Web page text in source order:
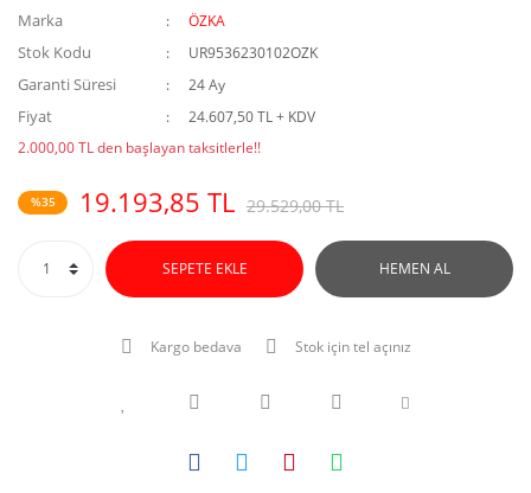
Marka ÖZKA
Stok Kodu UR9536230102OZK
Garanti Süresi 24 Ay
Fiyat
24.607,50 TL + KDV
2.000,00 TL den başlayan taksitlerle!!
%35 19.193,85 TL 29.529,00 TL
SEPETE EKLE HEMEN AL
Kargo bedava Stok için tel açınız